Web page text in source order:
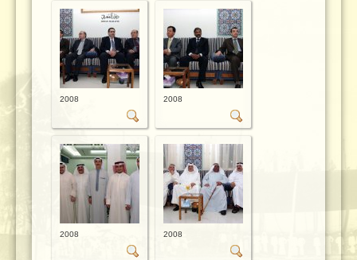
2008 2008
2008 2008